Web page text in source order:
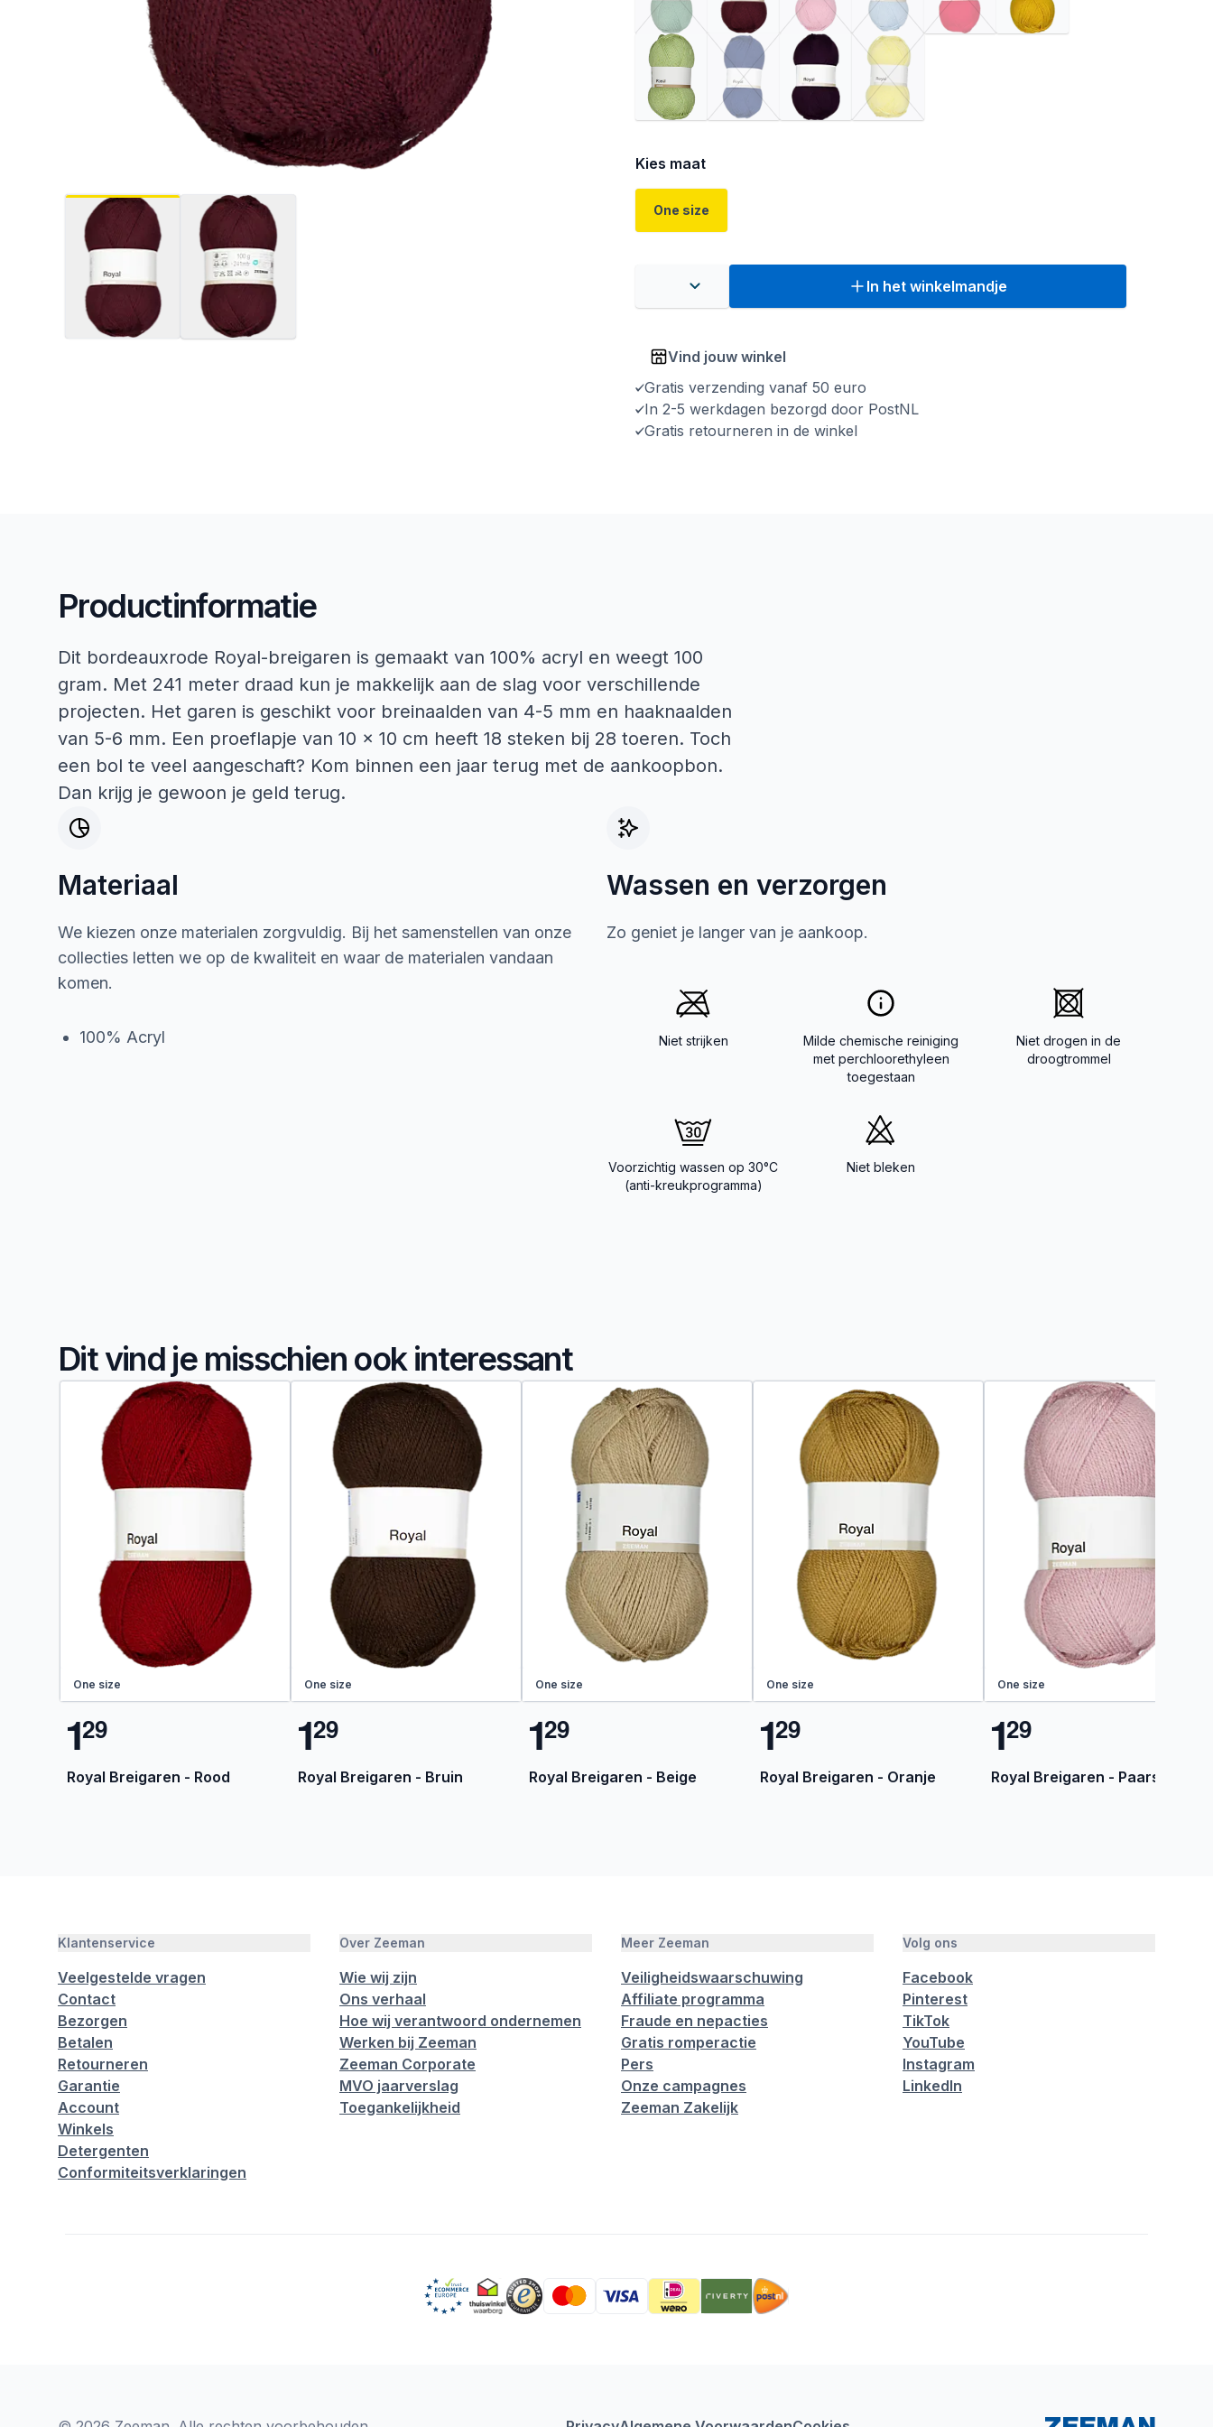
Kies maat
One size
In het winkelmandje
Vind jouw winkel
Gratis verzending vanaf 50 euro
In 2-5 werkdagen bezorgd door PostNL
Gratis retourneren in de winkel
Productinformatie
Dit bordeauxrode Royal-breigaren is gemaakt van 100% acryl en weegt 100
gram. Met 241 meter draad kun je makkelijk aan de slag voor verschillende
projecten. Het garen is geschikt voor breinaalden van 4-5 mm en haaknaalden
van 5-6 mm. Een proeflapje van 10 x 10 cm heeft 18 steken bij 28 toeren. Toch
een bol te veel aangeschaft? Kom binnen een jaar terug met de aankoopbon.
Dan krijg je gewoon je geld terug.
Materiaal
We kiezen onze materialen zorgvuldig. Bij het samenstellen van onze
collecties letten we op de kwaliteit en waar de materialen vandaan
komen.
100% Acryl
Wassen en verzorgen
Zo geniet je langer van je aankoop.
Niet strijken
Milde chemische reiniging
met perchloorethyleen
toegestaan
Niet drogen in de
droogtrommel
Voorzichtig wassen op 30°C
(anti-kreukprogramma)
Niet bleken
Dit vind je misschien ook interessant
One size
129
Royal Breigaren - Rood
One size
129
Royal Breigaren - Bruin
One size
129
Royal Breigaren - Beige
One size
129
Royal Breigaren - Oranje
One size
129
Royal Breigaren - Paars
Klantenservice
Veelgestelde vragen
Contact
Bezorgen
Betalen
Retourneren
Garantie
Account
Winkels
Detergenten
Conformiteitsverklaringen
Over Zeeman
Wie wij zijn
Ons verhaal
Hoe wij verantwoord ondernemen
Werken bij Zeeman
Zeeman Corporate
MVO jaarverslag
Toegankelijkheid
Meer Zeeman
Veiligheidswaarschuwing
Affiliate programma
Fraude en nepacties
Gratis romperactie
Pers
Onze campagnes
Zeeman Zakelijk
Volg ons
Facebook
Pinterest
TikTok
YouTube
Instagram
LinkedIn